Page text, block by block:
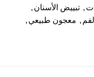
, تبييض الأسنان ,
, معجون طبيعي ,